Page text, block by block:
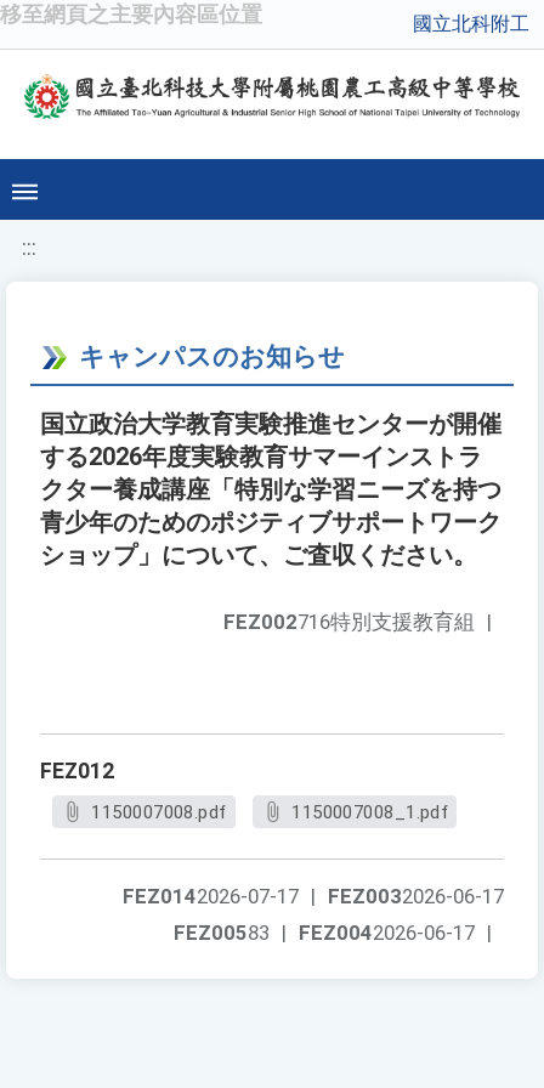
移至網頁之主要內容區位置 國立北科附工
:::
キャンパスのお知らせ
国立政治大学教育実験推進センターが開催
する2026年度実験教育サマーインストラ
クター養成講座「特別な学習ニーズを持つ
青少年のためのポジティブサポートワーク
ショップ」について、ご査収ください。
FEZ002716特別支援教育組 |
FEZ012
1150007008.pdf 1150007008_1.pdf
FEZ0032026-06-17
FEZ0142026-07-17 |
FEZ0042026-06-17 |
FEZ00583 |